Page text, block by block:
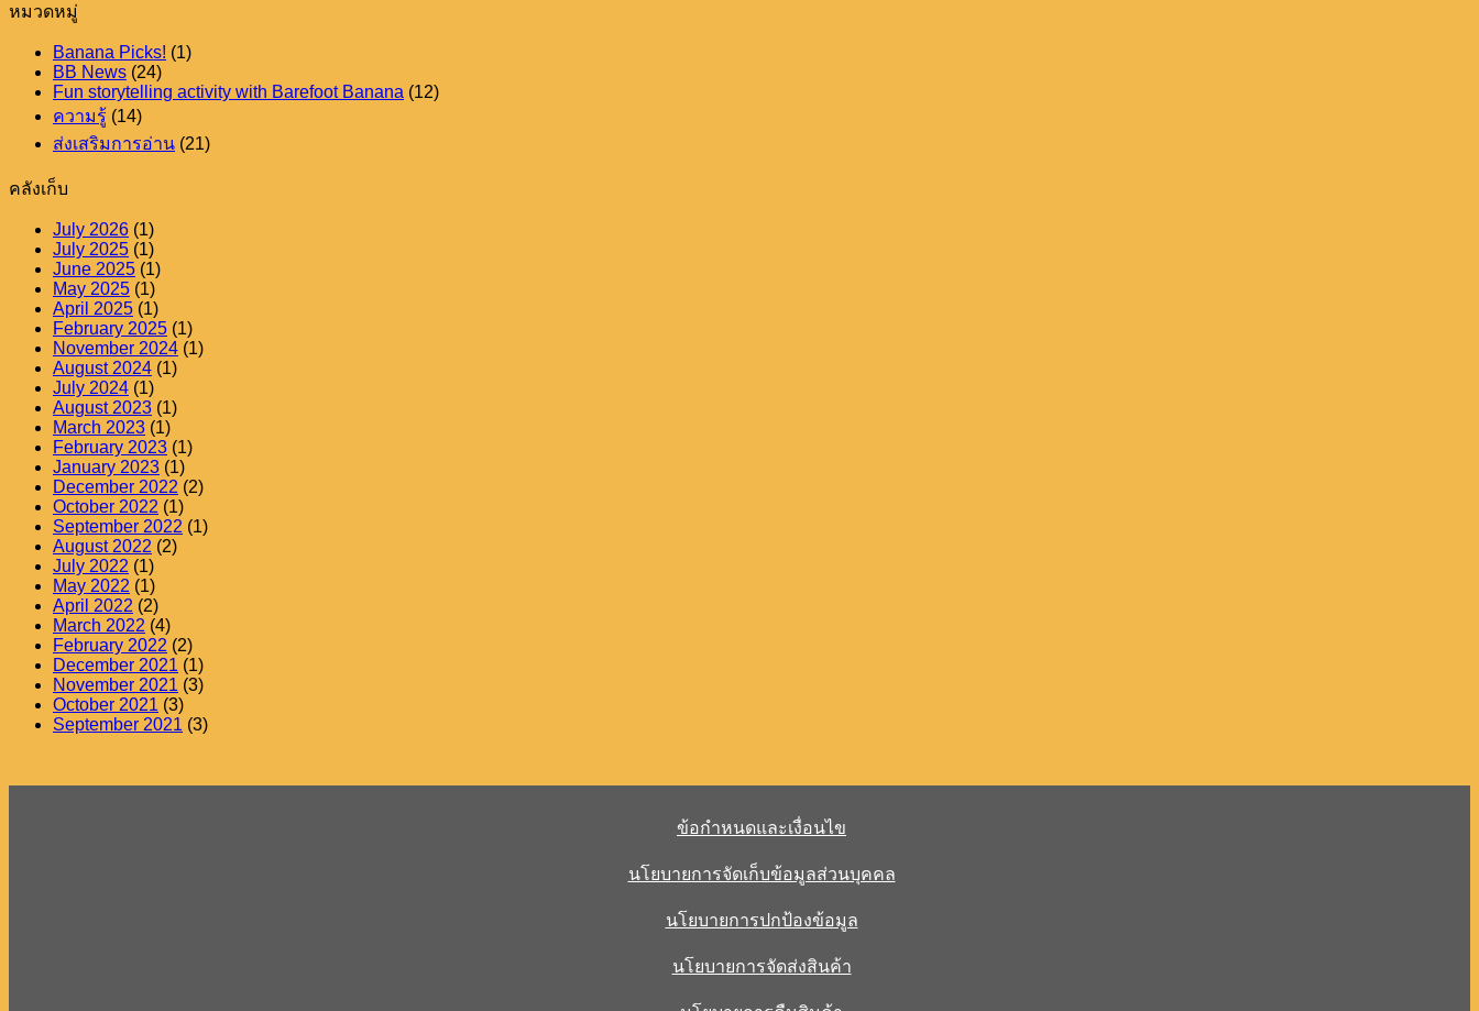
หมวดหมู่
Banana Picks! (1)
BB News (24)
Fun storytelling activity with Barefoot Banana (12)
ความรู้ (14)
ส่งเสริมการอ่าน (21)
คลังเก็บ
July 2026 (1)
July 2025 (1)
June 2025 (1)
May 2025 (1)
April 2025 (1)
February 2025 (1)
November 2024 (1)
August 2024 (1)
July 2024 (1)
August 2023 (1)
March 2023 (1)
February 2023 (1)
January 2023 (1)
December 2022 (2)
October 2022 (1)
September 2022 (1)
August 2022 (2)
July 2022 (1)
May 2022 (1)
April 2022 (2)
March 2022 (4)
February 2022 (2)
December 2021 (1)
November 2021 (3)
October 2021 (3)
September 2021 (3)
ข้อกำหนดและเงื่อนไข
นโยบายการจัดเก็บข้อมูลส่วนบุคคล
นโยบายการปกป้องข้อมูล
นโยบายการจัดส่งสินค้า